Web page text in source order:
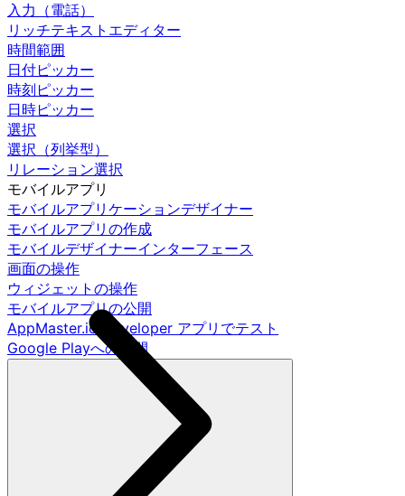
入力（電話）
リッチテキストエディター
時間範囲
日付ピッカー
時刻ピッカー
日時ピッカー
選択
選択（列挙型）
リレーション選択
モバイルアプリ
モバイルアプリケーションデザイナー
モバイルアプリの作成
モバイルデザイナーインターフェース
画面の操作
ウィジェットの操作
モバイルアプリの公開
AppMaster.io Developer アプリでテスト
Google Playへの公開